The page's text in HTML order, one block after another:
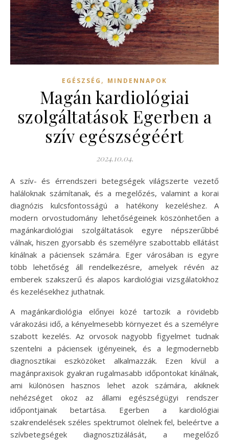
EGÉSZSÉG , MINDENNAPOK
Magán kardiológiai
szolgáltatások Egerben a
szív egészségéért
2024.10.04.
A szív- és érrendszeri betegségek világszerte vezető
haláloknak számítanak, és a megelőzés, valamint a korai
diagnózis kulcsfontosságú a hatékony kezeléshez. A
modern orvostudomány lehetőségeinek köszönhetően a
magánkardiológiai szolgáltatások egyre népszerűbbé
válnak, hiszen gyorsabb és személyre szabottabb ellátást
kínálnak a páciensek számára. Eger városában is egyre
több lehetőség áll rendelkezésre, amelyek révén az
emberek szakszerű és alapos kardiológiai vizsgálatokhoz
és kezelésekhez juthatnak.
A magánkardiológia előnyei közé tartozik a rövidebb
várakozási idő, a kényelmesebb környezet és a személyre
szabott kezelés. Az orvosok nagyobb figyelmet tudnak
szentelni a páciensek igényeinek, és a legmodernebb
diagnosztikai eszközöket alkalmazzák. Ezen kívül a
magánpraxisok gyakran rugalmasabb időpontokat kínálnak,
ami különösen hasznos lehet azok számára, akiknek
nehézséget okoz az állami egészségügyi rendszer
időpontjainak betartása. Egerben a kardiológiai
szakrendelések széles spektrumot ölelnek fel, beleértve a
szívbetegségek diagnosztizálását, a megelőző